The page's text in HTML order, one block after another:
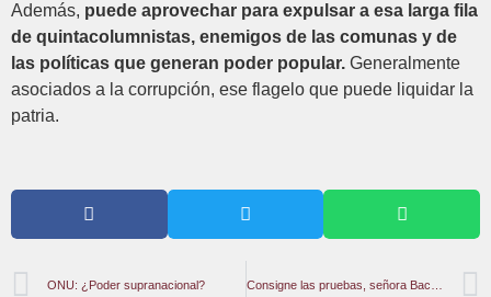
Además, puede aprovechar para expulsar a esa larga fila
de quintacolumnistas, enemigos de las comunas y de
las políticas que generan poder popular. Generalmente
asociados a la corrupción, ese flagelo que puede liquidar la
patria.
ONU: ¿Poder supranacional?